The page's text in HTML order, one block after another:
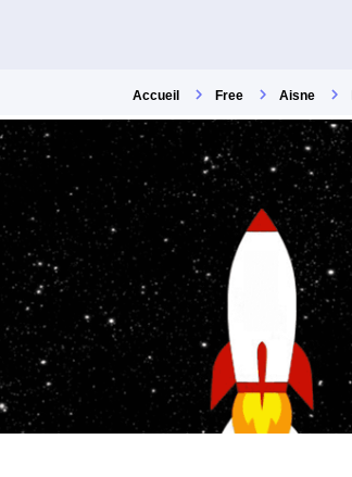
Accueil Free Aisne